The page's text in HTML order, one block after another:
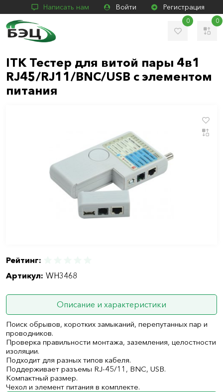
Написать нам Войти Регистрация
0 0
ITK Тестер для витой пары 4в1
RJ45/RJ11/BNC/USB с элементом
питания
Рейтинг:
Артикул: WH3468
Описание и характеристики
Поиск обрывов, коротких замыканий, перепутанных пар и
проводников.
Проверка правильности монтажа, заземления, целостности
изоляции.
Подходит для разных типов кабеля.
Поддерживает разъемы RJ-45/11, BNC, USB.
Компактный размер.
Чехол и элемент питания в комплекте.